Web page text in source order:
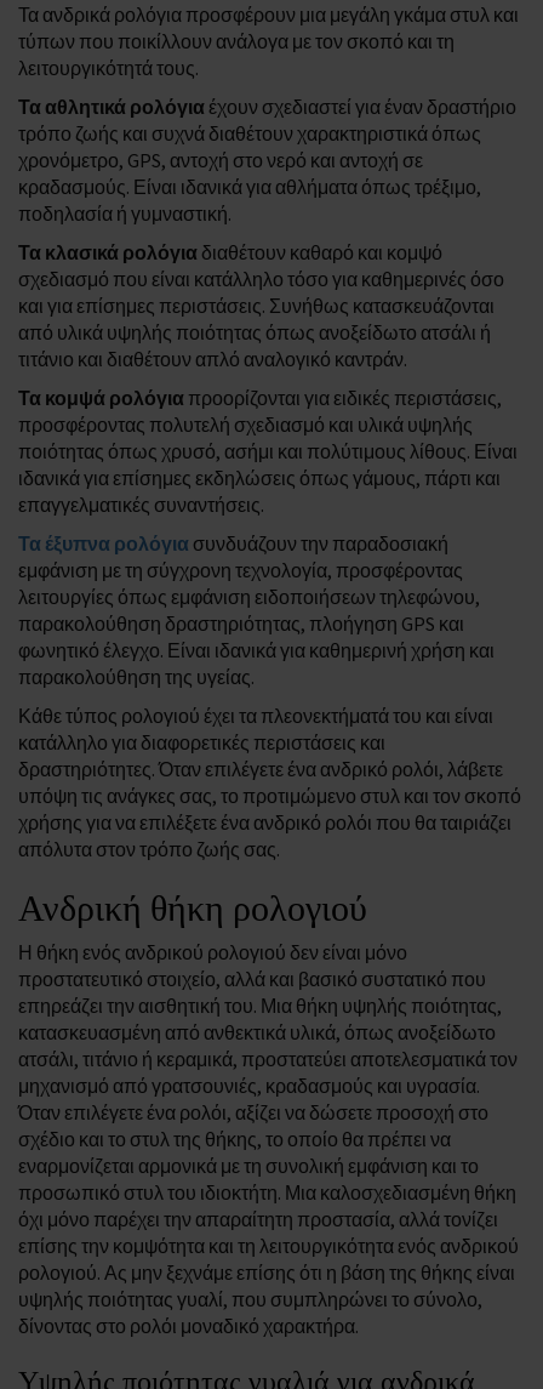
Τα ανδρικά ρολόγια προσφέρουν μια μεγάλη γκάμα στυλ και
τύπων που ποικίλλουν ανάλογα με τον σκοπό και τη
λειτουργικότητά τους.
Τα αθλητικά ρολόγιαέχουν σχεδιαστεί για έναν δραστήριο
τρόπο ζωής και συχνά διαθέτουν χαρακτηριστικά όπως
χρονόμετρο, GPS, αντοχή στο νερό και αντοχή σε
κραδασμούς. Είναι ιδανικά για αθλήματα όπως τρέξιμο,
ποδηλασία ή γυμναστική.
Τα κλασικά ρολόγια διαθέτουν καθαρό και κομψό
σχεδιασμό που είναι κατάλληλο τόσο για καθημερινές όσο
και για επίσημες περιστάσεις. Συνήθως κατασκευάζονται
από υλικά υψηλής ποιότητας όπως ανοξείδωτο ατσάλι ή
τιτάνιο και διαθέτουν απλό αναλογικό καντράν.
Τα κομψά ρολόγια προορίζονται για ειδικές περιστάσεις,
προσφέροντας πολυτελή σχεδιασμό και υλικά υψηλής
ποιότητας όπως χρυσό, ασήμι και πολύτιμους λίθους. Είναι
ιδανικά για επίσημες εκδηλώσεις όπως γάμους, πάρτι και
επαγγελματικές συναντήσεις.
Τα έξυπνα ρολόγια συνδυάζουν την παραδοσιακή
εμφάνιση με τη σύγχρονη τεχνολογία, προσφέροντας
λειτουργίες όπως εμφάνιση ειδοποιήσεων τηλεφώνου,
παρακολούθηση δραστηριότητας, πλοήγηση GPS και
φωνητικό έλεγχο. Είναι ιδανικά για καθημερινή χρήση και
παρακολούθηση της υγείας.
Κάθε τύπος ρολογιού έχει τα πλεονεκτήματά του και είναι
κατάλληλο για διαφορετικές περιστάσεις και
δραστηριότητες. Όταν επιλέγετε ένα ανδρικό ρολόι, λάβετε
υπόψη τις ανάγκες σας, το προτιμώμενο στυλ και τον σκοπό
χρήσης για να επιλέξετε ένα ανδρικό ρολόι που θα ταιριάζει
απόλυτα στον τρόπο ζωής σας.
Ανδρική θήκη ρολογιού
Η θήκη ενός ανδρικού ρολογιού δεν είναι μόνο
προστατευτικό στοιχείο, αλλά και βασικό συστατικό που
επηρεάζει την αισθητική του. Μια θήκη υψηλής ποιότητας,
κατασκευασμένη από ανθεκτικά υλικά, όπως ανοξείδωτο
ατσάλι, τιτάνιο ή κεραμικά, προστατεύει αποτελεσματικά τον
μηχανισμό από γρατσουνιές, κραδασμούς και υγρασία.
Όταν επιλέγετε ένα ρολόι, αξίζει να δώσετε προσοχή στο
σχέδιο και το στυλ της θήκης, το οποίο θα πρέπει να
εναρμονίζεται αρμονικά με τη συνολική εμφάνιση και το
προσωπικό στυλ του ιδιοκτήτη. Μια καλοσχεδιασμένη θήκη
όχι μόνο παρέχει την απαραίτητη προστασία, αλλά τονίζει
επίσης την κομψότητα και τη λειτουργικότητα ενός ανδρικού
ρολογιού. Ας μην ξεχνάμε επίσης ότι η βάση της θήκης είναι
υψηλής ποιότητας γυαλί, που συμπληρώνει το σύνολο,
δίνοντας στο ρολόι μοναδικό χαρακτήρα.
Υψηλής ποιότητας γυαλιά για ανδρικά